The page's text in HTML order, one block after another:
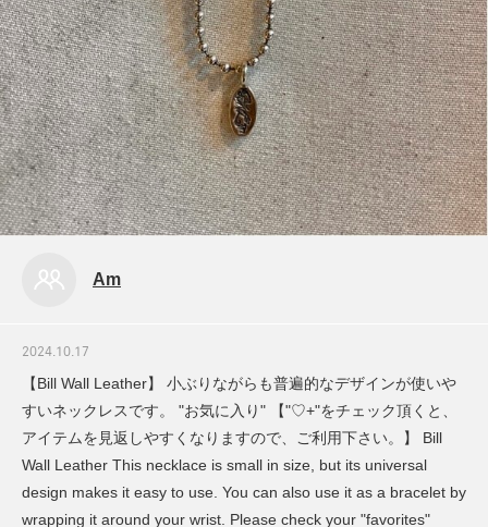
Am
2024.10.17
【Bill Wall Leather】 小ぶりながらも普遍的なデザインが使いや
すいネックレスです。 "お気に入り" 【"♡+"をチェック頂くと、
アイテムを見返しやすくなりますので、ご利用下さい。】 Bill
Wall Leather This necklace is small in size, but its universal
design makes it easy to use. You can also use it as a bracelet by
wrapping it around your wrist. Please check your "favorites"